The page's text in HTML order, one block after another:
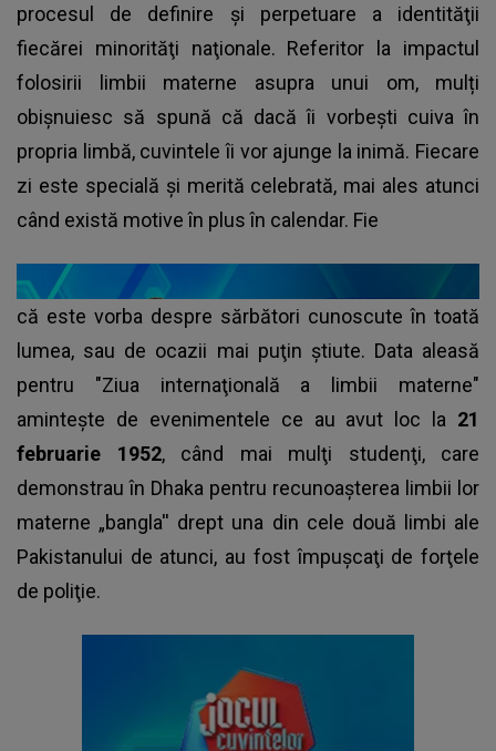
procesul de definire şi perpetuare a identităţii
fiecărei minorităţi naţionale. Referitor la impactul
folosirii limbii materne asupra unui om, mulți
obișnuiesc să spună că dacă îi vorbești cuiva în
propria limbă, cuvintele îi vor ajunge la inimă. Fiecare
zi este specială şi merită celebrată, mai ales atunci
când există motive în plus în calendar. Fie
că este vorba despre sărbători cunoscute în toată
lumea, sau de ocazii mai puţin ştiute. Data aleasă
pentru "Ziua internaţională a limbii materne"
aminteşte de evenimentele ce au avut loc la 21
februarie 1952, când mai mulţi studenţi, care
demonstrau în Dhaka pentru recunoaşterea limbii lor
materne „bangla'' drept una din cele două limbi ale
Pakistanului de atunci, au fost împuşcaţi de forţele
de poliţie.